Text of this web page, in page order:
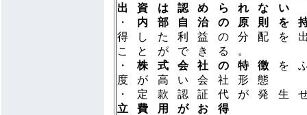
出資は認められない
・ 内部自治の原則を
得した利益の分配を
ことができる。
・株式会社の特徴
を
度が高い会社形態
・定款認証代が発生
立費用がお得